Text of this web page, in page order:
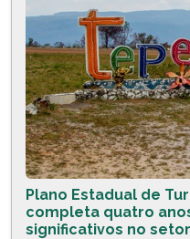
Plano Estadual de
completa quatro
significativos no setor